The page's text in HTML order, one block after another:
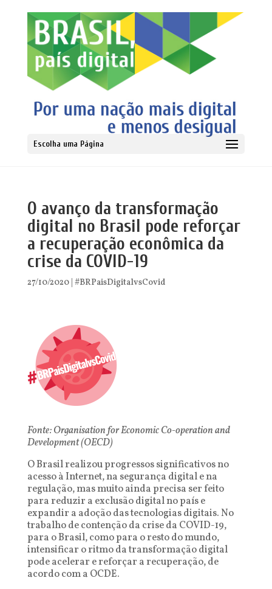
Escolha uma Página
O avanço da transformação
digital no Brasil pode reforçar
a recuperação econômica da
crise da COVID-19
27/10/2020| #BRPaisDigitalvsCovid
Fonte: Organisation for Economic Co-operation and
Development (OECD)
O Brasil realizou progressos significativos no
acesso à Internet, na segurança digital e na
regulação, mas muito ainda precisa ser feito
para reduzir a exclusão digital no país e
expandir a adoção das tecnologias digitais. No
trabalho de contenção da crise da COVID-19,
para o Brasil, como para o resto do mundo,
intensificar o ritmo da transformação digital
pode acelerar e reforçar a recuperação, de
acordo com a OCDE.